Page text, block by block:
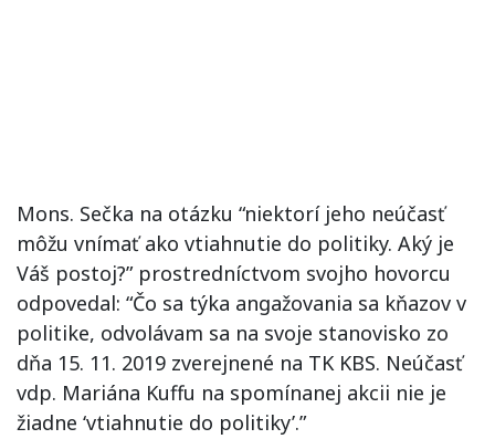
Mons. Sečka na otázku “niektorí jeho neúčasť
môžu vnímať ako vtiahnutie do politiky. Aký je
Váš postoj?” prostredníctvom svojho hovorcu
odpovedal: “Čo sa týka angažovania sa kňazov v
politike, odvolávam sa na svoje stanovisko zo
dňa 15. 11. 2019 zverejnené na TK KBS. Neúčasť
vdp. Mariána Kuffu na spomínanej akcii nie je
žiadne ‘vtiahnutie do politiky’.”